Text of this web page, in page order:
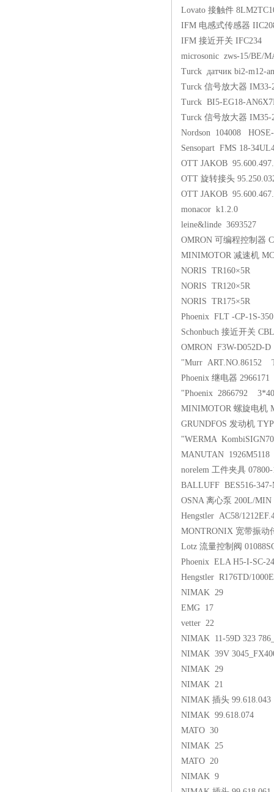
Lovato 接触件
IFM 电感式传感器
IFM 接近开关 IFC234
microsonic zws-15/BE/
Turck датчик bi2-m12-
Turck 信号放大器 IM33-
Turck BI5-EG18-
Turck 信号放大器 IM35-
Nordson 104008
Sensopart FMS 18-
OTT JAKOB
OTT 旋转接头
OTT JAKOB
monacor k1.2.0
leine&linde 3693527
OMRON 可编程控制器
MINIMOTOR 减速机
NORIS TR160×5R
NORIS TR120×5R
NORIS TR175×5R
Phoenix FLT -CP-1S-
Schonbuch 接近开关
OMRON F3W-D052D-D
"Murr ART.NO.86152
Phoenix 继电器 2966171
"Phoenix 2866792
MINIMOTOR 螺旋电机
GRUNDFOS 发动机
"WERMA
MANUTAN 1926M5118
norelem 工件夹具 07800-
BALLUFF BES516-347-
OSNA 离心泵 200L/
Hengstler AC58/
MONTRONIX 宽带振动
Lotz 流量控制阀
Phoenix ELA H5-I-SC-
Hengstler R176TD/
NIMAK 29
EMG 17
vetter 22
NIMAK 11-59D 323
NIMAK 39V
NIMAK 29
NIMAK 21
NIMAK 插头 99.618.043
NIMAK 99.618.074
MATO 30
NIMAK 25
MATO 20
NIMAK 9